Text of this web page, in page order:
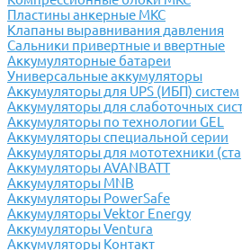
Пластины анкерные МКС
Клапаны выравнивания давления
Сальники привертные и ввертные
Аккумуляторные батареи
Универсальные аккумуляторы
Аккумуляторы для UPS (ИБП) систем
Аккумуляторы для слаботочных
Аккумуляторы по технологии GEL
Аккумуляторы специальной серии
Аккумуляторы для мототехники
Аккумуляторы AVANBATT
Аккумуляторы MNB
Аккумуляторы PowerSafe
Аккумуляторы Vektor Energy
Аккумуляторы Ventura
Аккумуляторы Контакт